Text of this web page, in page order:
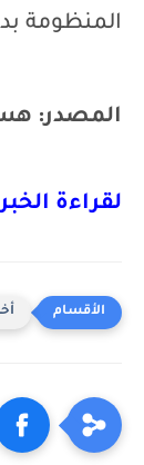
المنظومة
المصدر:
لقراءة